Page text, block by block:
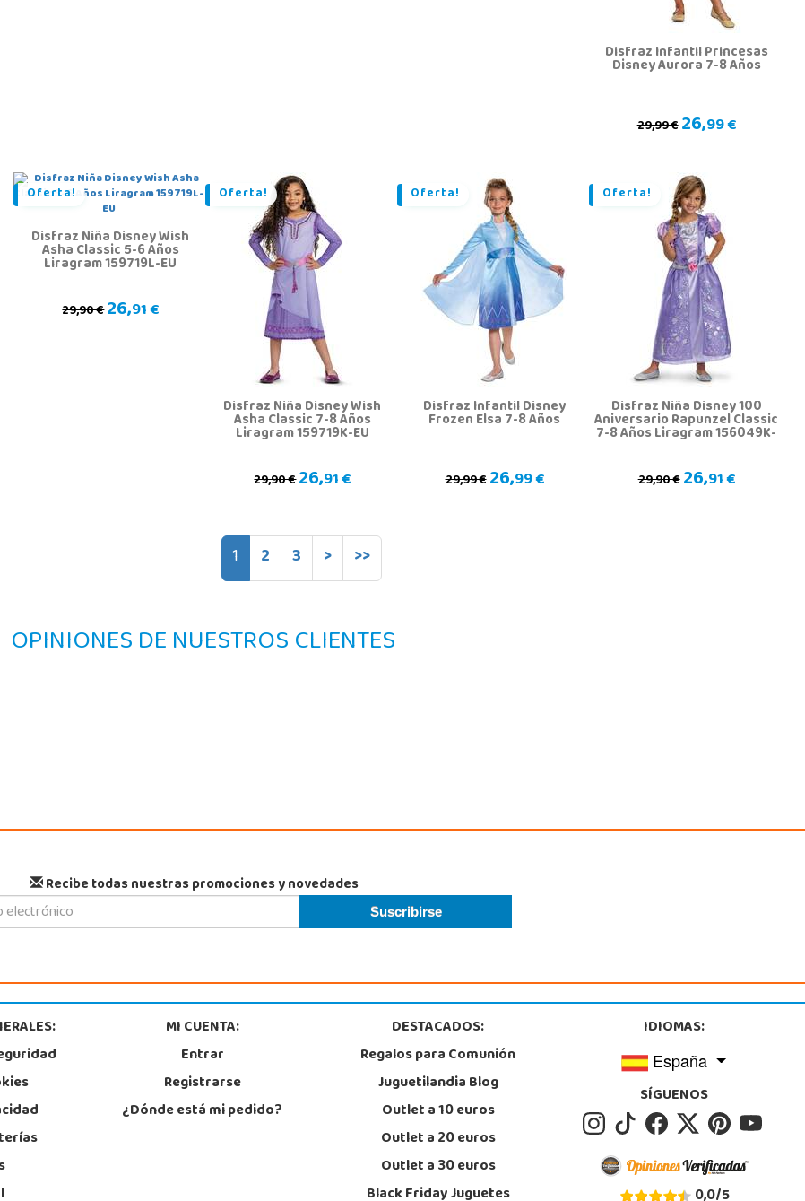
Disfraz Infantil Princesas
Disney Aurora 7-8 Años
29,99 €26,99 €
Oferta!
Disfraz Niña Disney Wish
Asha Classic 5-6 Años
Liragram 159719L-EU
29,90 €26,91 €
Oferta!
Disfraz Niña Disney Wish
Asha Classic 7-8 Años
Liragram 159719K-EU
29,90 €26,91 €
Oferta!
Disfraz Infantil Disney
Frozen Elsa 7-8 Años
29,99 €26,99 €
Oferta!
Disfraz Niña Disney 100
Aniversario Rapunzel Classic
7-8 Años Liragram 156049K-
EU
29,90 €26,91 €
1 2 3 > >>
OPINIONES DE NUESTROS CLIENTES
Recibe todas nuestras promociones y novedades
MI CUENTA:
Entrar
Registrarse
¿Dónde está mi pedido?
DESTACADOS:
Regalos para Comunión
Juguetilandia Blog
Outlet a 10 euros
Outlet a 20 euros
Outlet a 30 euros
Black Friday Juguetes
IDIOMAS:
España
SÍGUENOS